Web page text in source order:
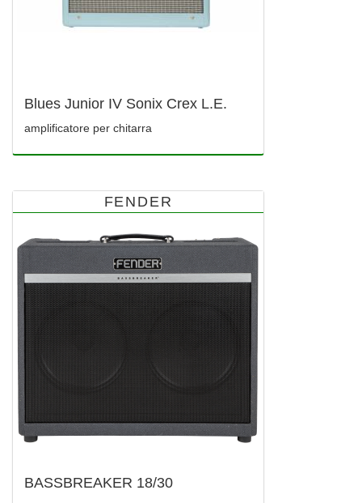
Blues Junior IV Sonix Crex L.E.
amplificatore per chitarra
FENDER
BASSBREAKER 18/30